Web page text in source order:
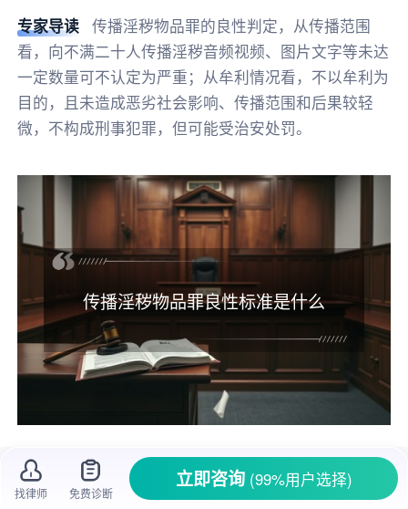
专家导读
传播淫秽物品罪的良性判定，从传播范围
看，向不满二十人传播淫秽音频视频、图片文字等未达
一定数量可不认定为严重；从牟利情况看，不以牟利为
目的，且未造成恶劣社会影响、传播范围和后果较轻
微，不构成刑事犯罪，但可能受治安处罚。
传播淫秽物品罪良性标准是什么
大家都知道，在网络时代信息传播速度极
快，但有些内容是绝对不能传播的，像淫秽物
找律师 免费诊断
立即咨询 (99%用户选择)